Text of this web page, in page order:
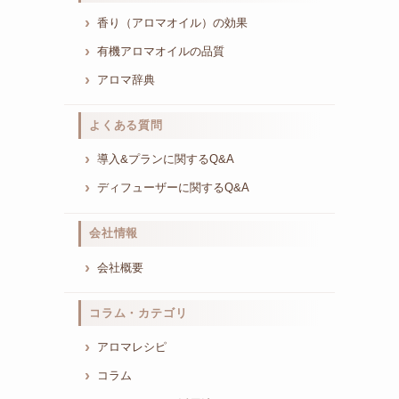
香り（アロマオイル）の効果
有機アロマオイルの品質
アロマ辞典
よくある質問
導入&プランに関するQ&A
ディフューザーに関するQ&A
会社情報
会社概要
コラム・カテゴリ
アロマレシピ
コラム